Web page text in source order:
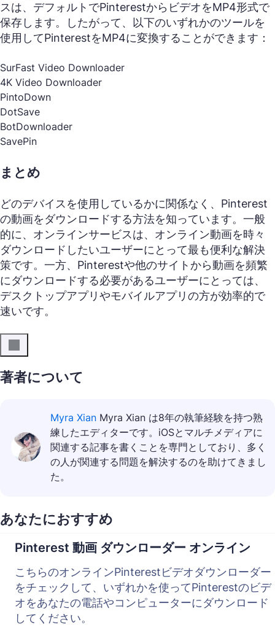
スは、デフォルトでPinterestからビデオをMP4形式で
保存します。したがって、以下のいずれかのツールを
使用してPinterestをMP4に変換することができます：
SurFast Video Downloader
4K Video Downloader
PintoDown
DotSave
BotDownloader
SavePin
まとめ
どのデバイスを使用しているかに関係なく、Pinterest
の動画をダウンロードする方法を知っています。一般
的に、オンラインサービスは、オンライン動画を時々
ダウンロードしたいユーザーにとって最も便利な解決
策です。一方、Pinterestや他のサイトから動画を頻繁
にダウンロードする必要があるユーザーにとっては、
デスクトップアプリやモバイルアプリの方が効率的で
速いです。
著者について
Myra Xian Myra Xian は8年の執筆経験を持つ熟
練したエディターです。iOSとマルチメディアに
関連する記事を書くことを専門としており、多く
の人が関連する問題を解決するのを助けてきまし
た。
あなたにおすすめ
Pinterest 動画 ダウンローダー オンライン
こちらのオンラインPinterestビデオダウンローダー
をチェックして、いずれかを使ってPinterestのビデ
オをあなたの電話やコンピューターにダウンロード
してください。